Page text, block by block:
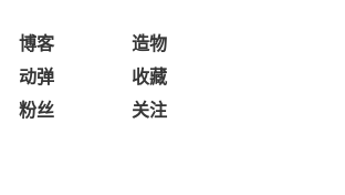
博客
造物
动弹
收藏
粉丝 关注